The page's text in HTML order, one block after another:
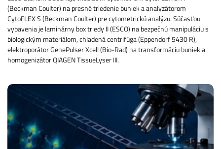
(Beckman Coulter) na presné triedenie buniek a analyzátorom
CytoFLEX S (Beckman Coulter) pre cytometrickú analýzu. Súčasťou
vybavenia je laminárny box triedy II (ESCO) na bezpečnú manipuláciu s
biologickým materiálom, chladená centrifúga (Eppendorf 5430 R),
elektroporátor GenePulser Xcell (Bio-Rad) na transformáciu buniek a
homogenizátor QIAGEN TissueLyser III.